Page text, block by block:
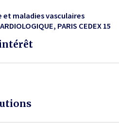
et maladies vasculaires
PARIS CEDEX 15